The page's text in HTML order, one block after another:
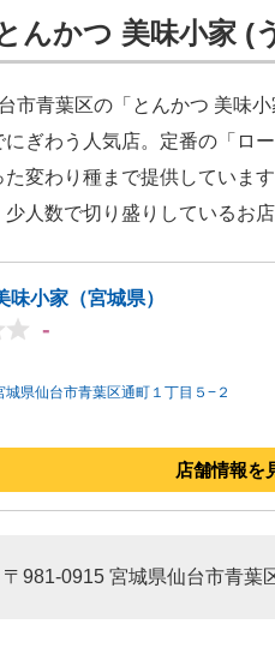
んかつ 美味小家 (
市青葉区の「とんかつ 美味
にぎわう人気店。定番の「ロ
た変わり種まで提供していま
少人数で切り盛りしているお
味小家（宮城県）
-
県仙台市青葉区通町１丁目５−２
店舗情報を
〒981-0915 宮城県仙台市青葉